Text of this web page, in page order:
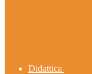
Didattica